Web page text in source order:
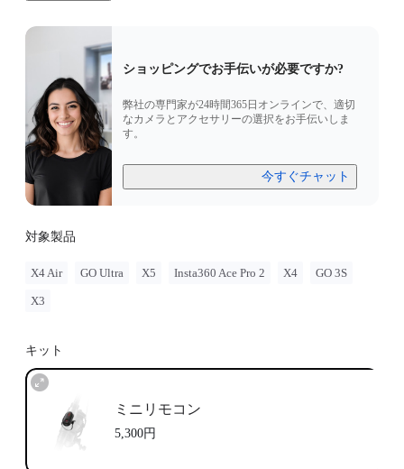
ショッピングでお手伝いが必要ですか?
弊社の専門家が24時間365日オンラインで、適切
なカメラとアクセサリーの選択をお手伝いしま
す。
今すぐチャット
対象製品
X4 Air GO Ultra X5 Insta360 Ace Pro 2 X4 GO 3S
X3
キット
ミニリモコン
5,300円